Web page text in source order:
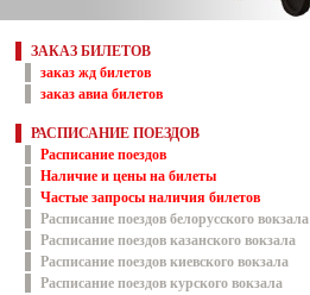
ЗАКАЗ БИЛЕТОВ
заказ жд билетов
заказ авиа билетов
РАСПИСАНИЕ ПОЕЗДОВ
Расписание поездов
Наличие и цены на билеты
Частые запросы наличия билетов
Расписание поездов белорусского вокзала
Расписание поездов казанского вокзала
Расписание поездов киевского вокзала
Расписание поездов курского вокзала